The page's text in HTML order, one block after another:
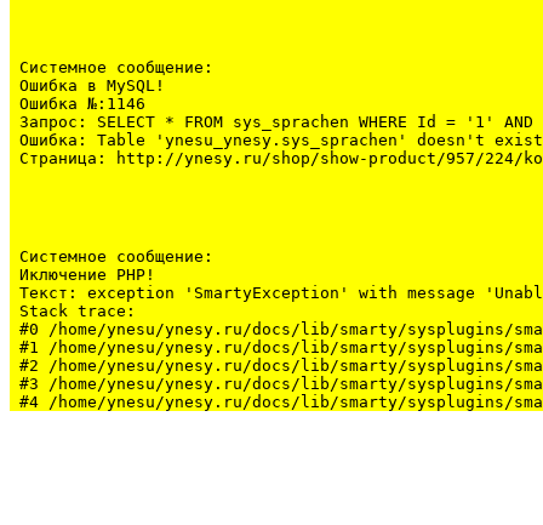
Системное сообщение:
Ошибка в MySQL!
Ошибка №:1146
Запрос: SELECT * FROM sys_sprachen WHERE Id =
Ошибка: Table 'ynesu_ynesy.sys_sprachen' doesn't exist
Страница: http://ynesy.ru/shop/show-product/957/
Системное сообщение:
Иключение PHP!
Текст: exception 'SmartyException' with message
Stack trace:
#0 /home/ynesu/ynesy.ru/docs/lib/smarty/sysplugins/
#1 /home/ynesu/ynesy.ru/docs/lib/smarty/sysplugins/
#2 /home/ynesu/ynesy.ru/docs/lib/smarty/sysplugins/
#3 /home/ynesu/ynesy.ru/docs/lib/smarty/sysplugins/
#4 /home/ynesu/ynesy.ru/docs/lib/smarty/sysplugins/